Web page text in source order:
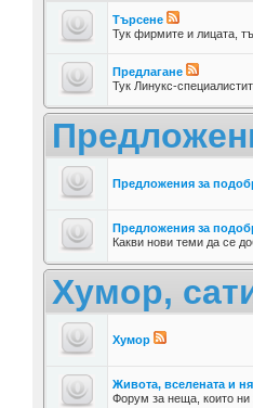
Търсене
Тук фирмите и лицата,
Предлагане
Тук Линукс-
Предложения за
Предложения за
Какви нови теми да се
Хумор,
Хумор
Живота, вселената и
Форум за неща, които ни